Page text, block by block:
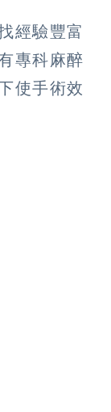
經驗豐富
專科麻醉
使手術效